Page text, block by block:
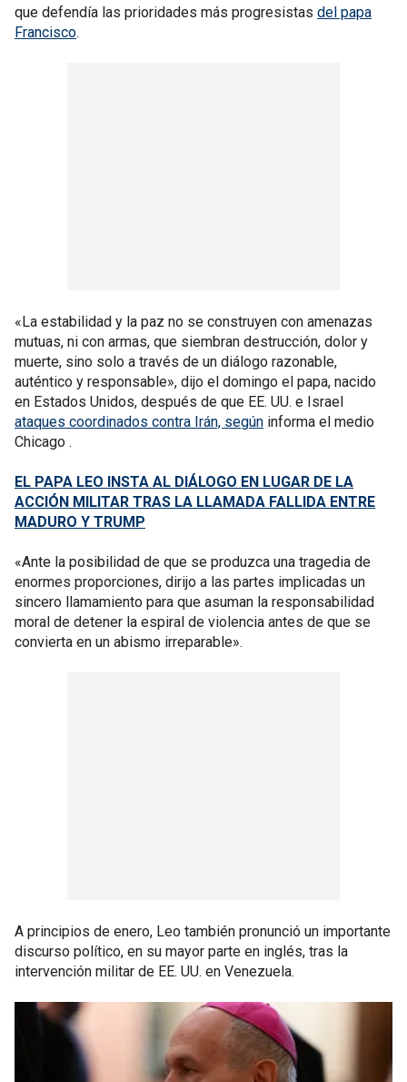
que defendía las prioridades más progresistas del papa
Francisco.
«La estabilidad y la paz no se construyen con amenazas
mutuas, ni con armas, que siembran destrucción, dolor y
muerte, sino solo a través de un diálogo razonable,
auténtico y responsable», dijo el domingo el papa, nacido
en Estados Unidos, después de que EE. UU. e Israel
ataques coordinados contra Irán, según informa el medio
Chicago .
EL PAPA LEO INSTA AL DIÁLOGO EN LUGAR DE LA
ACCIÓN MILITAR TRAS LA LLAMADA FALLIDA ENTRE
MADURO Y TRUMP
«Ante la posibilidad de que se produzca una tragedia de
enormes proporciones, dirijo a las partes implicadas un
sincero llamamiento para que asuman la responsabilidad
moral de detener la espiral de violencia antes de que se
convierta en un abismo irreparable».
A principios de enero, Leo también pronunció un importante
discurso político, en su mayor parte en inglés, tras la
intervención militar de EE. UU. en Venezuela.